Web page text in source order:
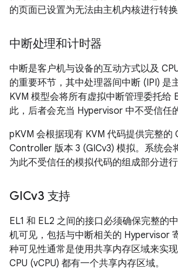
的页面已设置为无法由主机内核进行转换
中断处理和计时器
中断是客户机与设备的互动方式以及
的重要环节，其中处理器间中断 (IPI) 是
KVM 模型会将所有虚拟中断管理委托给
此，后者会充当 Hypervisor 中不受信任
pKVM 会根据现有 KVM 代码提供完整
Controller 版本 3 (GICv3) 模拟。系统会
为此不受信任的模拟代码的组成部分进行
GICv3 支持
EL1 和 EL2 之间的接口必须确保完整的
机可见，包括与中断相关的 Hypervisor
种可见性通常是使用共享内存区域来实
CPU (vCPU) 都有一个共享内存区域。